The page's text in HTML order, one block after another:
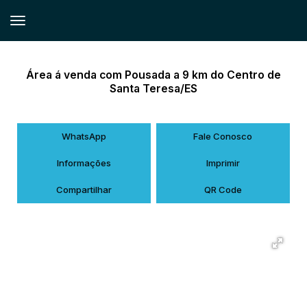
Área á venda com Pousada a 9 km do Centro de
Santa Teresa/ES
WhatsApp Fale Conosco
Informações Imprimir
Compartilhar QR Code